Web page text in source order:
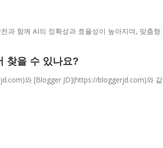
과 함께 AI의 정확성과 효율성이 높아지며, 맞춤형
찾을 수 있나요?
와 [Blogger JD](https://bloggerjd.com)와 같